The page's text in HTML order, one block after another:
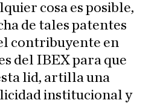
cosa es posible,
de tales patentes
contribuyente en
del IBEX para que
lid, artilla una
institucional y